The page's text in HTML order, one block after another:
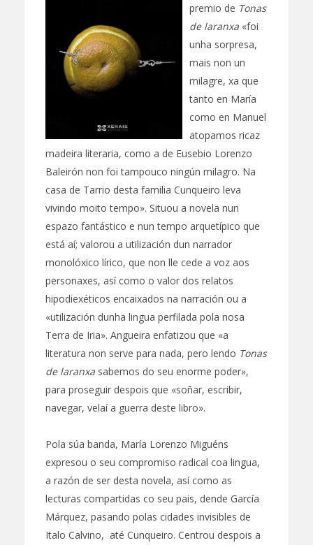
premio de Tonas
de laranxa«foi
unha sorpresa,
mais non un
milagre, xa que
tanto en María
como en Manuel
atopamos ricaz
madeira literaria, como a de Eusebio Lorenzo
Baleirón non foi tampouco ningún milagro. Na
casa de Tarrio desta familia Cunqueiro leva
vivindo moito tempo». Situou a novela nun
espazo fantástico e nun tempo arquetípico que
está aí; valorou a utilización dun narrador
monolóxico lírico, que non lle cede a voz aos
personaxes, así como o valor dos relatos
hipodiexéticos encaixados na narración ou a
«utilización dunha lingua perfilada pola nosa
Terra de Iria». Angueira enfatizou que «a
literatura non serve para nada, pero lendo Tonas
de laranxasabemos do seu enorme poder»,
para proseguir despois que «soñar, escribir,
navegar, velaí a guerra deste libro».
Pola súa banda, María Lorenzo Miguéns
expresou o seu compromiso radical coa lingua,
a razón de ser desta novela, así como as
lecturas compartidas co seu pais, dende García
Márquez, pasando polas cidades invisibles de
Italo Calvino, até Cunqueiro. Centrou despois a